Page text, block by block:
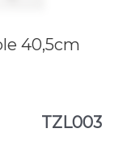
40,5cm
TZL003